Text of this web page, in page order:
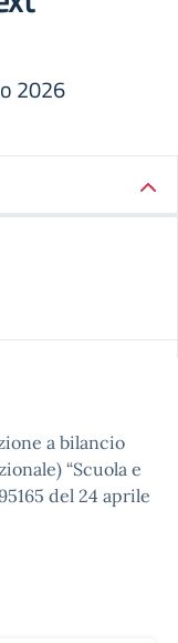
2026
a bilancio
“Scuola e
del 24 aprile